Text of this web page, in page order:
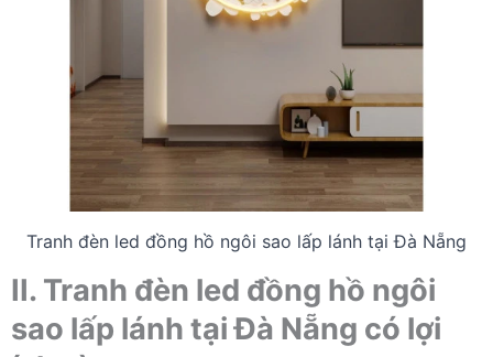
Tranh đèn led đồng hồ ngôi sao lấp lánh tại Đà Nẵng
II. Tranh đèn led đồng hồ ngôi
sao lấp lánh tại Đà Nẵng có lợi